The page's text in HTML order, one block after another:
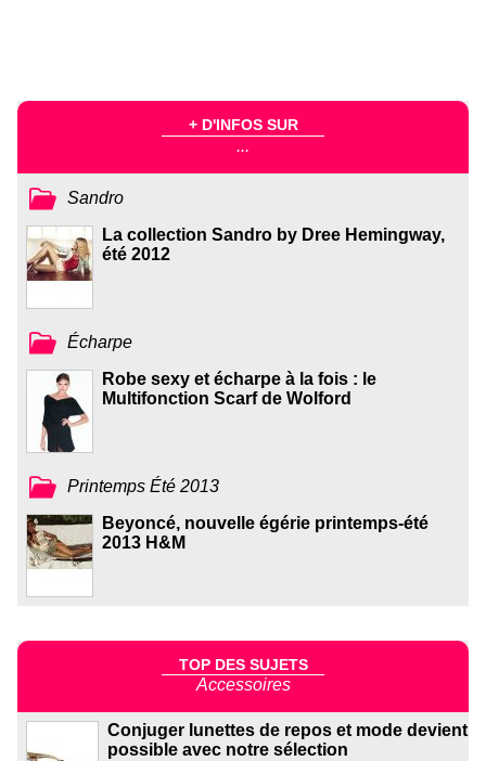
+ D'INFOS SUR
...
Sandro
La collection Sandro by Dree Hemingway,
été 2012
Écharpe
Robe sexy et écharpe à la fois : le
Multifonction Scarf de Wolford
Printemps Été 2013
Beyoncé, nouvelle égérie printemps-été
2013 H&M
TOP DES SUJETS
Accessoires
Conjuger lunettes de repos et mode devient
possible avec notre sélection